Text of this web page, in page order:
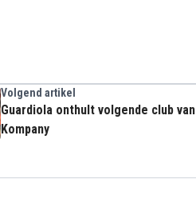
Volgend artikel
Guardiola onthult volgende club van
Kompany